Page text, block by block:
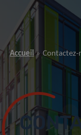
Accueil Contactez-